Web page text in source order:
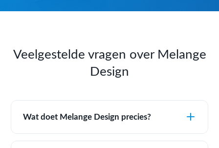
Veelgestelde vragen over Melange
Design
Wat doet Melange Design precies?